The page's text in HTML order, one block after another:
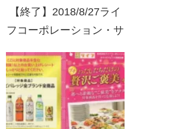
【終了】2018/8/27ライ
フコーポレーション・サ
ンとワインカクテルキャ
ンペーン